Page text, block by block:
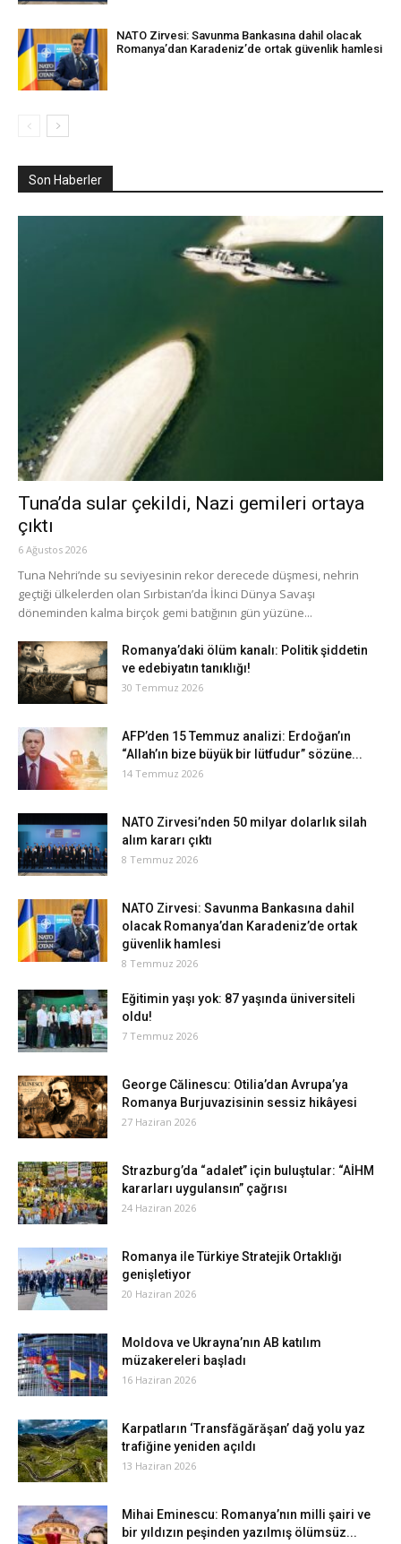
NATO Zirvesi: Savunma Bankasına dahil olacak
Romanya’dan Karadeniz’de ortak güvenlik hamlesi
Son Haberler
Tuna’da sular çekildi, Nazi gemileri ortaya
çıktı
6 Ağustos 2026
Tuna Nehri’nde su seviyesinin rekor derecede düşmesi, nehrin
geçtiği ülkelerden olan Sırbistan’da İkinci Dünya Savaşı
döneminden kalma birçok gemi batığının gün yüzüne...
Romanya’daki ölüm kanalı: Politik şiddetin
ve edebiyatın tanıklığı!
30 Temmuz 2026
AFP’den 15 Temmuz analizi: Erdoğan’ın
“Allah’ın bize büyük bir lütfudur” sözüne...
14 Temmuz 2026
NATO Zirvesi’nden 50 milyar dolarlık silah
alım kararı çıktı
8 Temmuz 2026
NATO Zirvesi: Savunma Bankasına dahil
olacak Romanya’dan Karadeniz’de ortak
güvenlik hamlesi
8 Temmuz 2026
Eğitimin yaşı yok: 87 yaşında üniversiteli
oldu!
7 Temmuz 2026
George Călinescu: Otilia’dan Avrupa’ya
Romanya Burjuvazisinin sessiz hikâyesi
27 Haziran 2026
Strazburg’da “adalet” için buluştular: “AİHM
kararları uygulansın” çağrısı
24 Haziran 2026
Romanya ile Türkiye Stratejik Ortaklığı
genişletiyor
20 Haziran 2026
Moldova ve Ukrayna’nın AB katılım
müzakereleri başladı
16 Haziran 2026
Karpatların ‘Transfăgărăşan’ dağ yolu yaz
trafiğine yeniden açıldı
13 Haziran 2026
Mihai Eminescu: Romanya’nın milli şairi ve
bir yıldızın peşinden yazılmış ölümsüz...